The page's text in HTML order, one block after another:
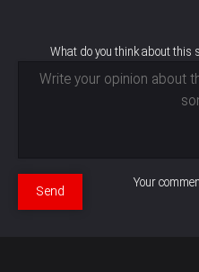
What do you think about this
Your
Send